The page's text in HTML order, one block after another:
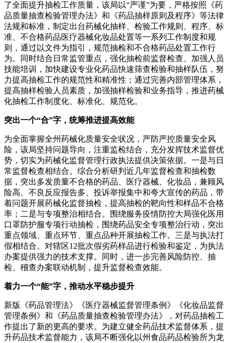
了全面提升抽检工作质量，该局以“严谨”为要，严格按照《药
品质量抽查检验管理办法》和《药品抽样原则及程序》等法律
法规和标准，制定出台药械化抽样、检验工作规则、程序、标
准、不合格药品医疗器械化妆品处置等一系列工作制度和规
则，通过以文件为指引，规范抽检和不合格药品处置工作行
为。同时结合日常监管重点，强化抽检前监督检查、加强人员
技能培训，加快建设专业化药品快速筛查检验和抽样队伍，努
力提高抽检工作的规范性和精准性；通过完善内部管理体系，
提高抽样检验人员素质，加强抽样检验和业务指导，推进药械
化抽检工作制度化、标准化、规范化。
突出一个“合”字，统筹推进提高效能
为全面掌握全州药械化质量安全状况，严防严控质量安全风
险，该局坚持问题导向，注重监检结合，充分发挥技术监督优
势，切实为药械化监督管理行政执法提供决策依据。一是与日
常监督检查相结合。综合分析研判近几年监督检查和抽检数
据，突出多发质量不合格的药品、医疗器械、化妆品，兼顾风
险高、不良反应报告多、投诉举报集中和夸大宣传的药品，带
着问题开展药械化监督抽检，提高抽检的靶向性和样品不合格
率；二是与专项整治相结合。围绕服务疫情防控大局强化医用
口罩防护服专项行动抽检，围绕药品安全专项整治行动，突出
重点领域、重点环节、重点品种开展抽检工作。三是与执法打
假相结合。对辖区12批次假劣药样品进行检验和鉴定，为执法
办案提供强力的技术支撑。同时，进一步完善风险防控、抽
检、稽查办案联动机制，提升监督检查效能。
着力一个“能”字，推动水平稳步提升
新版《药品管理法》《医疗器械监督管理条例》《化妆品监督
管理条例》和《药品质量抽查检验管理办法》，对药品抽检工
作提出了新的更高的要求。为建立健全药品技术监督体系，提
升药品技术监督能力，该局不断强化以州食品药品检验所为龙